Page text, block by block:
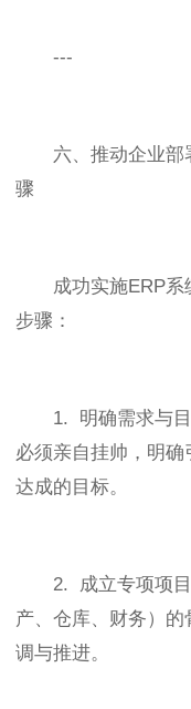
---
六、推动企业部
骤
成功实施ERP系
步骤：
1. 明确需求与目
必须亲自挂帅，明
达成的目标。
2. 成立专项项目
产、仓库、财务）
调与推进。